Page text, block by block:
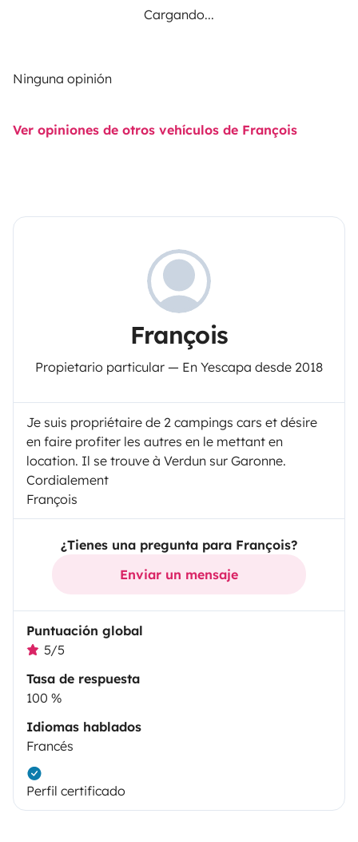
Cargando...
Ninguna opinión
Ver opiniones de otros vehículos de François
François
Propietario particular — En Yescapa desde 2018
Je suis propriétaire de 2 campings cars et désire
en faire profiter les autres en le mettant en
location. Il se trouve à Verdun sur Garonne.
Cordialement
François
¿Tienes una pregunta para François?
Enviar un mensaje
Puntuación global
5/5
Tasa de respuesta
100 %
Idiomas hablados
Francés
Perfil certificado